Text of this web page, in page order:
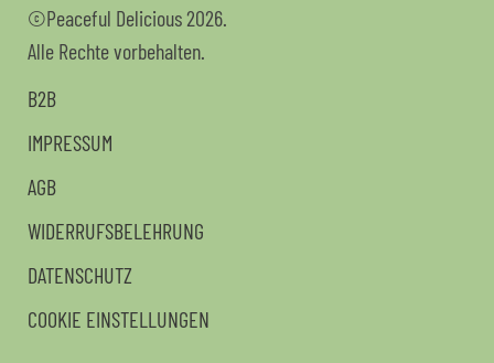
©Peaceful Delicious 2026.
Alle Rechte vorbehalten.
B2B
IMPRESSUM
AGB
WIDERRUFSBELEHRUNG
DATENSCHUTZ
COOKIE EINSTELLUNGEN